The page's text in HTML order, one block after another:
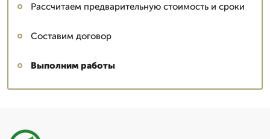
Рассчитаем предварительную стоимость и сроки
Составим договор
Выполним работы